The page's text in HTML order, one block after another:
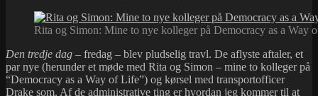
Rita og Simon: Mine to nye kolleger på Democracy as a Way
Den tredje dag – fredag – blev pludselig travl. De aflyste aftaler, et
par nye (herunder et møde med Rita og Simon – mine to kolleger på
“Democracy as a Way of Life”) og kørsel med transportofficer
Drake som. Af de administrative ting er hvordan jeg kommer til at